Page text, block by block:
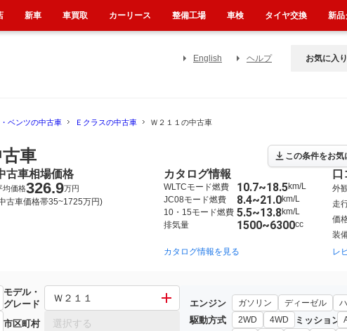
English ヘルプ お気に入り
ベンツの中古車 Ｅクラスの中古車 Ｗ２１１の中古車
車 この条件をお気
2009年5月~2018年1月（171） 2002年6
古車相場価格
均価格326.9万円
古車価格帯35~1725万円)
カタログ情報
WLTCモード燃費 10.7~18.5km/L
JC08モード燃費
8.4~21.0km/L
10・15モード燃費 5.5~13.8km/L
排気量
1500~6300cc
カタログ情報を見る
口
外
走
価
装
レ
モデル・
グレード
Ｗ２１１
市区町村 選択する
エンジン ガソリン ディーゼル
駆動方式 2WD 4WD ミッション
新車 車買取 カーリース 整備工場 車検 タイヤ交換 新品